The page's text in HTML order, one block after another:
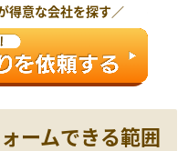
得意な会社を探す／
ームできる範囲